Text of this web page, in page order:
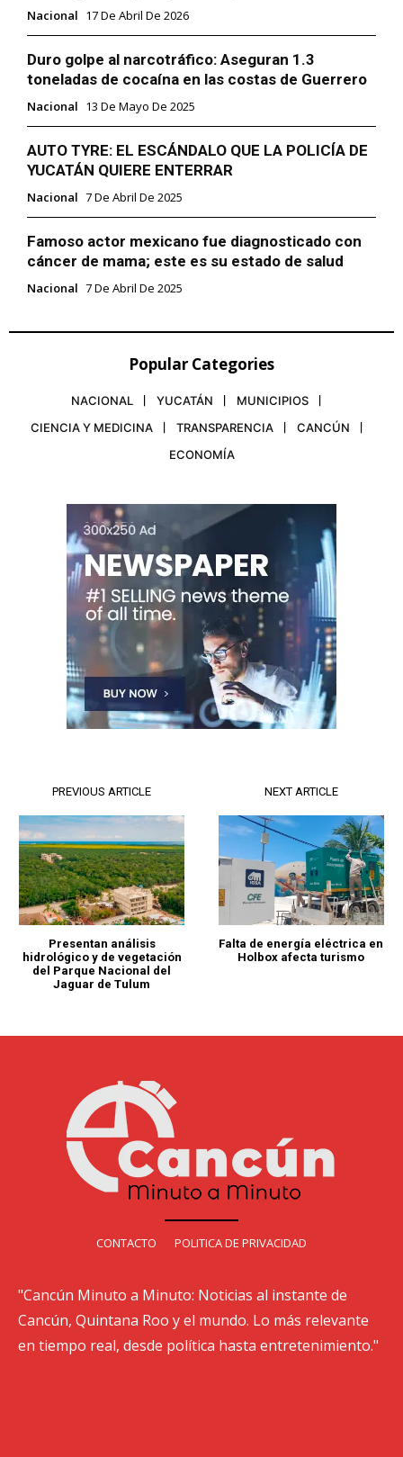
Nacional 17 De Abril De 2026
Duro golpe al narcotráfico: Aseguran 1.3
toneladas de cocaína en las costas de Guerrero
Nacional 13 De Mayo De 2025
AUTO TYRE: EL ESCÁNDALO QUE LA POLICÍA DE
YUCATÁN QUIERE ENTERRAR
Nacional 7 De Abril De 2025
Famoso actor mexicano fue diagnosticado con
cáncer de mama; este es su estado de salud
Nacional 7 De Abril De 2025
Popular Categories
NACIONAL YUCATÁN
MUNICIPIOS
CIENCIA Y MEDICINA
TRANSPARENCIA
CANCÚN
ECONOMÍA
PREVIOUS ARTICLE
Presentan análisis
hidrológico y de vegetación
del Parque Nacional del
Jaguar de Tulum
NEXT ARTICLE
Falta de energía eléctrica en
Holbox afecta turismo
CONTACTO POLITICA DE PRIVACIDAD
"Cancún Minuto a Minuto: Noticias al instante de
Cancún, Quintana Roo y el mundo. Lo más relevante
en tiempo real, desde política hasta entretenimiento."